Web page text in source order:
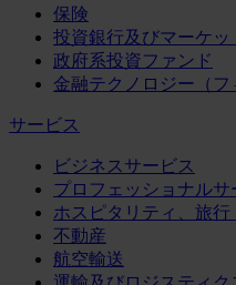
保険
投資銀行及びマーケッ
政府系投資ファンド
金融テクノロジー（フ
サービス
ビジネスサービス
プロフェッショナルサ
ホスピタリティ、旅行
不動産
航空輸送